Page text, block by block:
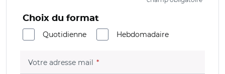
Choix du format
Quotidienne
Hebdomadaire
Votre adresse mail (champ obligatoire)